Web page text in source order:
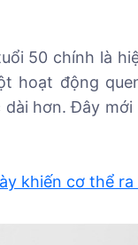
50 chính là
hoạt động
hơn. Đây mới
khiến cơ thể ra